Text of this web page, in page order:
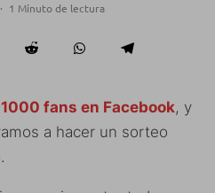
· 1 Minuto de lectura
1000 fans en Facebook, y
a hacer un sorteo